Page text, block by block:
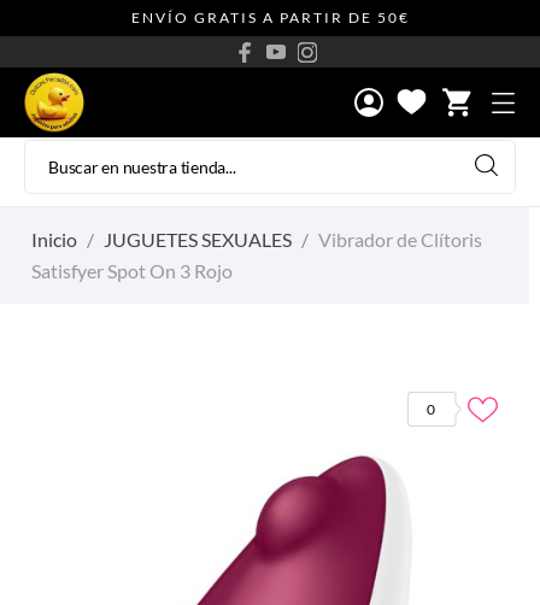
ENVÍO GRATIS A PARTIR DE 50€
shopping_cart
Inicio JUGUETES SEXUALES
Vibrador de Clítoris
Satisfyer Spot On 3 Rojo
0